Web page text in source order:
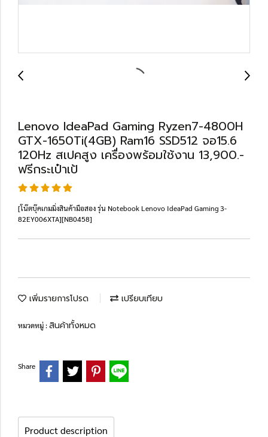
Lenovo IdeaPad Gaming Ryzen7-4800H
GTX-1650Ti(4GB) Ram16 SSD512 จอ15.6
120Hz สเปคสูง เครื่องพร้อมใช้งาน 13,900.-
ฟรีกระเป๋าเป้
[โน๊ตบุ๊คเกมมิ่งสินค้ามือสอง รุ่น Notebook Lenovo IdeaPad Gaming 3-
82EY006XTA][NB0458]
เพิ่มรายการโปรด เปรียบเทียบ
หมวดหมู่ :สินค้าทั้งหมด
Share
Product description